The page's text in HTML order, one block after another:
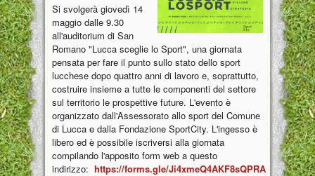
Si svolgerà giovedì 14
maggio dalle 9.30
all'auditorium di San
Romano "Lucca sceglie lo Sport", una giornata
pensata per fare il punto sullo stato dello sport
lucchese dopo quattro anni di lavoro e, soprattutto,
costruire insieme a tutte le componenti del settore
sul territorio le prospettive future. L'evento è
organizzato dall'Assessorato allo sport del Comune
di Lucca e dalla Fondazione SportCity. L'ingesso è
libero ed è possibile iscriversi alla giornata
compilando l'apposito form web a questo
indirizzo: https://forms.gle/Ji4xmeQ4AKF8sQPRA